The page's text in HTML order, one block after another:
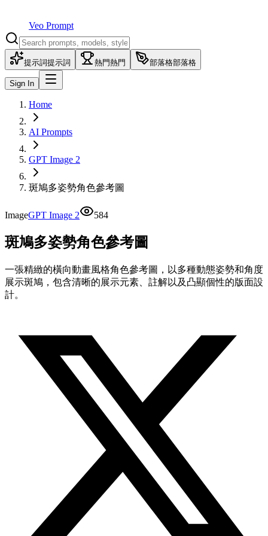
Veo Prompt
提示詞提示詞 熱門熱門 部落格部落格
Sign In
Home
AI Prompts
GPT Image 2
斑鳩多姿勢角色參考圖
ImageGPT Image 2 584
斑鳩多姿勢角色參考圖
一張精緻的橫向動畫風格角色參考圖，以多種動態姿勢和角度
展示斑鳩，包含清晰的展示元素、註解以及凸顯個性的版面設
計。